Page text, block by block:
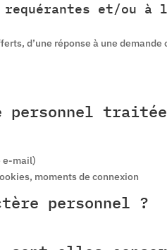
et/ou à
d’une réponse à une demande
personnel
e-mail)
moments de connexion
personnel ?